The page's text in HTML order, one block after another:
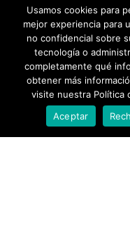
Política de
Política de
Suscribirse a
Usamos cookies para
mejor experiencia para
no confidencial sobre
tecnología o
completamente qué
obtener más
visite nuestra Política
Aceptar